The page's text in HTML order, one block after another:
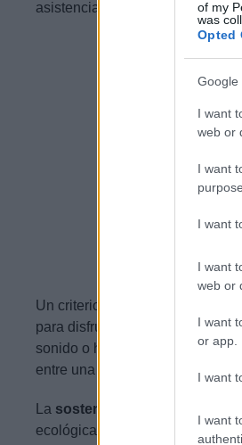
of my
was
Opted
Google
I want
web or
I want
I want
I want
web or
I want
or app.
I want
I want
asistencia al evento.
Un criterio útil es la
para disfrutar de los conciertos.
sonido o horarios más flexibles.
entre una experiencia agradable
La sostenibilidad
ecológicas, como la reducción